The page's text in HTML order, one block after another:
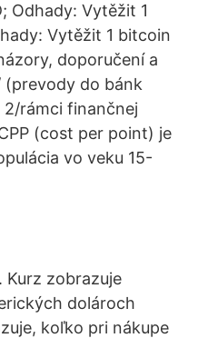
Odhady: Vytěžit 1
Vytěžit 1 bitcoin
doporučení a
(prevody do bánk
2/rámci finančnej
(cost per point) je
vo veku 15-
Kurz zobrazuje
dolároch
koľko pri nákupe